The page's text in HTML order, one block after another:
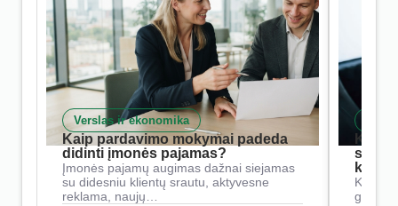
Verslas ir ekonomika
Kaip pardavimo mokymai padeda
didinti įmonės pajamas?
Įmonės pajamų augimas dažnai siejamas
su didesniu klientų srautu, aktyvesne
reklama, naujų…
Kaip